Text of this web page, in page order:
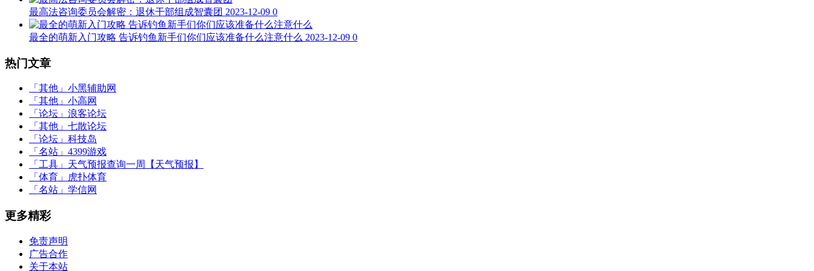
最高法咨询委员会解密：退休干部组成智囊团 2023-12-09 0
最全的萌新入门攻略 告诉钓鱼新手们你们应该准备什么注意什么 2023-12-09 0
热门文章
「其他」 小黑辅助网
「其他」 小高网
「论坛」 浪客论坛
「其他」 七散论坛
「论坛」 科技岛
「名站」 4399游戏
「工具」 天气预报查询一周【天气预报】
「体育」
虎扑体育
「名站」 学信网
更多精彩
免责声明
广告合作
关于本站